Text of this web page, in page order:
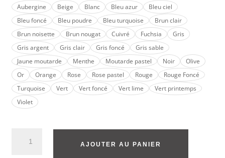
Aubergine Beige Blanc Bleu azur
Bleu ciel
Bleu foncé
Bleu poudre Bleu turquoise
Brun clair
Brun noisette
Brun nougat Cuivré Fuchsia
Gris
Gris argent
Gris clair Gris foncé
Gris sable
Jaune moutarde
Menthe Moutarde pastel Noir
Olive
Or
Orange Rose Rose pastel Rouge
Rouge Foncé
Turquoise
Vert Vert foncé Vert lime
Vert printemps
Violet
AJOUTER AU PANIER